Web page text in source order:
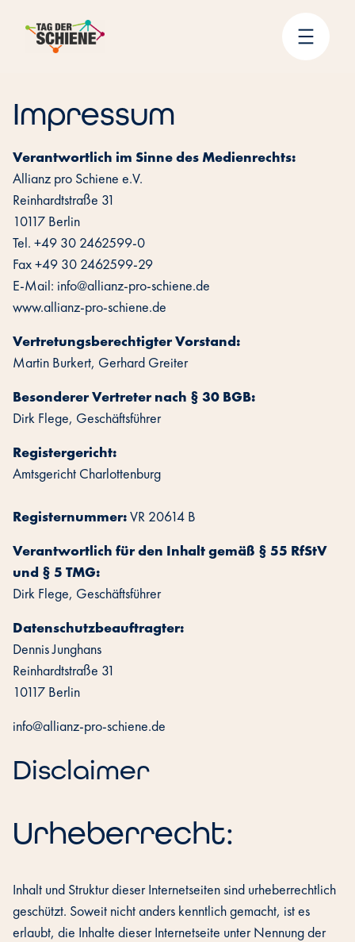
Impressum
Verantwortlich im Sinne des Medienrechts:
Allianz pro Schiene e.V.
‍Reinhardtstraße 31
10117 Berlin
Tel. +49 30 2462599-0
Fax +49 30 2462599-29
E-Mail: info@allianz-pro-schiene.de
www.allianz-pro-schiene.de
‍Vertretungsberechtigter Vorstand:
Martin Burkert, Gerhard Greiter
‍Besonderer Vertreter nach § 30 BGB:
Dirk Flege, Geschäftsführer
‍Registergericht:
Amtsgericht Charlottenburg
Registernummer:VR 20614 B
‍Verantwortlich für den Inhalt gemäß § 55 RfStV
und § 5 TMG:
Dirk Flege, Geschäftsführer
‍Datenschutzbeauftragter:
Dennis Junghans
Reinhardtstraße 31
10117 Berlin
info@allianz-pro-schiene.de
Disclaimer
Urheberrecht:
Inhalt und Struktur dieser Internetseiten sind urheberrechtlich
geschützt. Soweit nicht anders kenntlich gemacht, ist es
erlaubt, die Inhalte dieser Internetseite unter Nennung der